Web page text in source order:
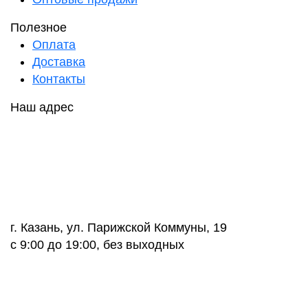
Полезное
Оплата
Доставка
Контакты
Наш адрес
г. Казань, ул. Парижской Коммуны, 19
с 9:00 до 19:00, без выходных